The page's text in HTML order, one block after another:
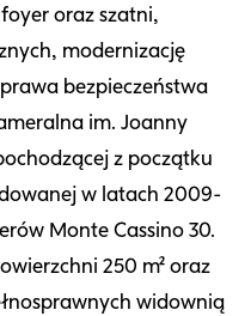
oraz szatni,
modernizację
bezpieczeństwa
im. Joanny
z początku
w latach 2009-
Monte Cassino 30.
250 m² oraz
widownią